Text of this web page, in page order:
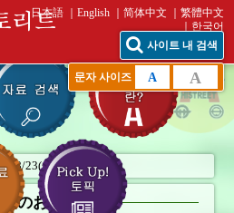
日本語 English 简体中文
繁體中文
한국어
사이트 내 검색
문자 사이즈 A A
8/23(金) 開館延長...
のお知らせ